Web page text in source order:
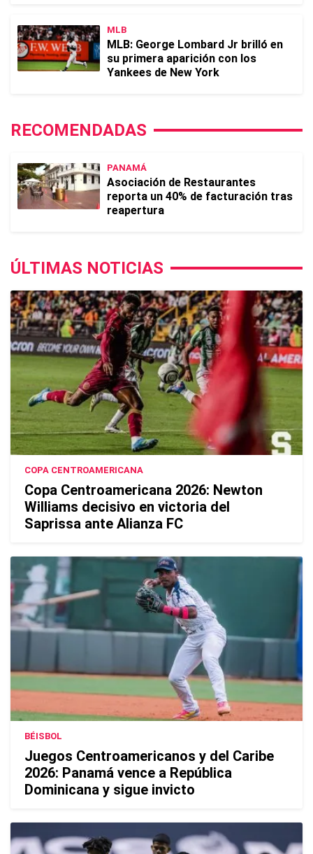
MLB
MLB: George Lombard Jr brilló en
su primera aparición con los
Yankees de New York
RECOMENDADAS
PANAMÁ
Asociación de Restaurantes
reporta un 40% de facturación tras
reapertura
ÚLTIMAS NOTICIAS
COPA CENTROAMERICANA
Copa Centroamericana 2026: Newton
Williams decisivo en victoria del
Saprissa ante Alianza FC
BÉISBOL
Juegos Centroamericanos y del Caribe
2026: Panamá vence a República
Dominicana y sigue invicto